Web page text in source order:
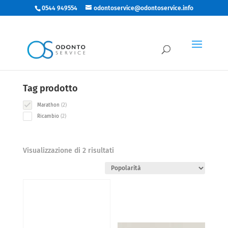
0544 949554 odontoservice@odontoservice.info
Categorie
Tag prodotto
Marathon 22
products
Ricambio 22
Visualizzazione di 2 risultatiPopolarità